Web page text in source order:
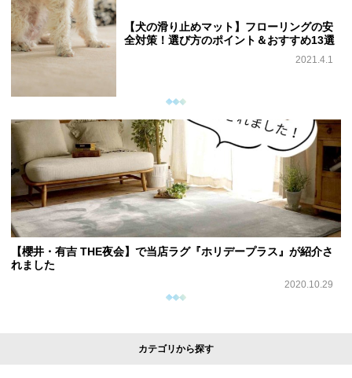
【犬の滑り止めマット】フローリングの安
全対策！選び方のポイント＆おすすめ13選
2021.4.1
【櫻井・有吉 THE夜会】で当店ラグ『ホリデープラス』が紹介さ
れました
2020.10.29
カテゴリから探す